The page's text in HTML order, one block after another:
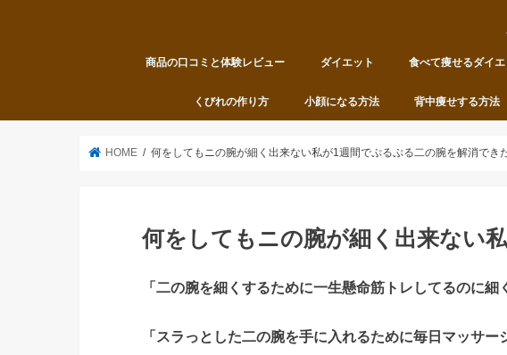
商品の口コミと体験レビュー ダイエット 食べて痩せるダイエ
くびれの作り方 小顔になる方法 背中痩せする方法
HOME 何をしてもニの腕が細く出来ない私が1週間でぷるぷる二の腕を解消でき
何をしてもニの腕が細く出来ない
「二の腕を細くするために一生懸命筋トレしてるのに細
「スラっとした二の腕を手に入れるために毎日マッサ